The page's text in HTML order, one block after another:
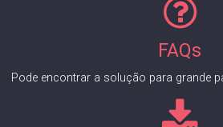
FAQs
Pode encontrar a solução para grande